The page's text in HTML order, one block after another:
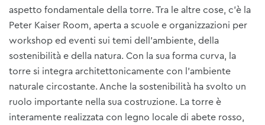
aspetto fondamentale della torre. Tra le altre cose, c'è la
Peter Kaiser Room, aperta a scuole e organizzazioni per
workshop ed eventi sui temi dell'ambiente, della
sostenibilità e della natura. Con la sua forma curva, la
torre si integra architettonicamente con l'ambiente
naturale circostante. Anche la sostenibilità ha svolto un
ruolo importante nella sua costruzione. La torre è
interamente realizzata con legno locale di abete rosso,